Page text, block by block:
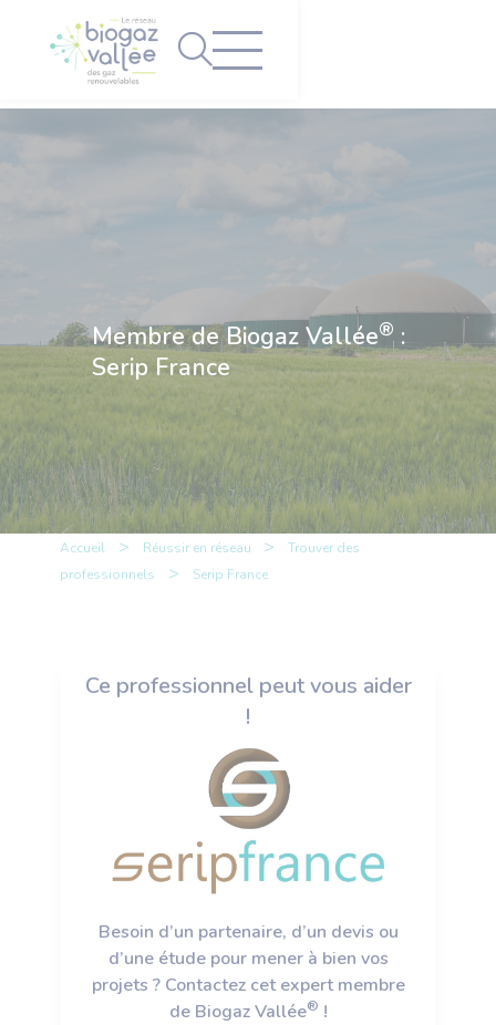
Membre de Biogaz Vallée®:
Serip France
Accueil > Réussir en réseau >
Trouver des
professionnels
> Serip France
Ce professionnel peut vous aider
!
Besoin d’un partenaire, d’un devis ou
d’une étude pour mener à bien vos
projets ? Contactez cet expert membre
de Biogaz Vallée® !
Panneau de gestion des cookies